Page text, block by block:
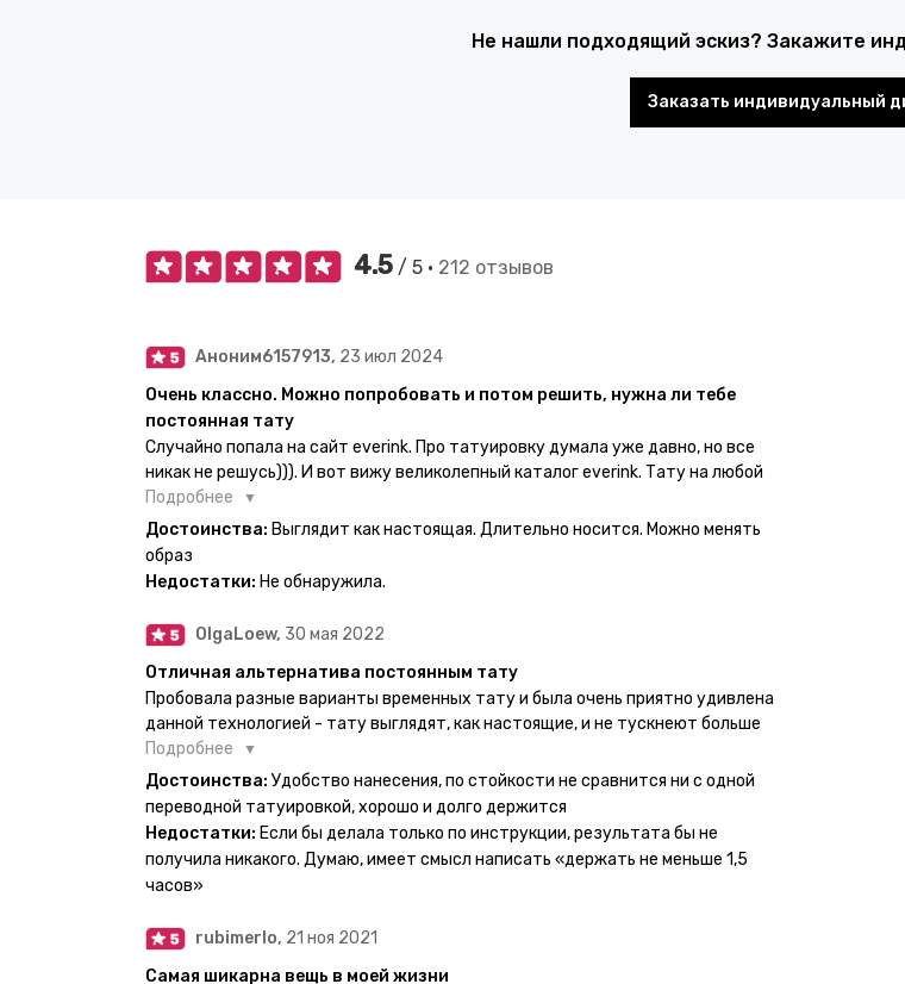
Не нашли подходящий эскиз? Закажите
Заказать индивидуальный
4.5 / 5 • 212 отзывов
Аноним6157913, 23 июл 2024
Очень классно. Можно попробовать и потом решить, нужна ли тебе
постоянная тату
Случайно попала на сайт everink. Про татуировку думала уже давно, но все
никак не решусь))). И вот вижу великолепный каталог everink. Тату на любой
вкус. Заказала и не пожалела. Супер. Выглядит как настоящая. Посмотрю как
булет ы носке. Обязательно закажу ещё.
Подробнее
Достоинства: Выглядит как настоящая. Длительно носится. Можно менять
образ
Недостатки: Не обнаружила.
OlgaLoew, 30 мая 2022
Отличная альтернатива постоянным тату
Пробовала разные варианты временных тату и была очень приятно удивлена
данной технологией - тату выглядят, как настоящие, и не тускнеют больше
недели даже несмотря на контакты с водой! На сайте очень большой выбор по
тематике и размерам, быстрая доставка. Заказывала сразу несколько штук -
осталась очень довольна. При появлении очередного рисунка у меня на руке
друзья до сих пор каждый раз уточняют, временная ли тату или я всё-таки
решила себе что-то набить :) Т. к. если следовать инструкции, то её
действительно не отличить от настоящей. Главное, не стараться перевести
вследствие чего могут плохо отпечататься какие-то части рисунка. Но это,
скажем так, риски, которые вы берёте на себя сами ;)
Подробнее
Достоинства: Удобство нанесения, по стойкости не сравнится ни с одной
переводной татуировкой, хорошо и долго держится
Недостатки: Если бы делала только по инструкции, результата бы не
получила никакого. Думаю, имеет смысл написать «держать не меньше 1,5
часов»
rubimerlo, 21 ноя 2021
Самая шикарна вещь в моей жизни